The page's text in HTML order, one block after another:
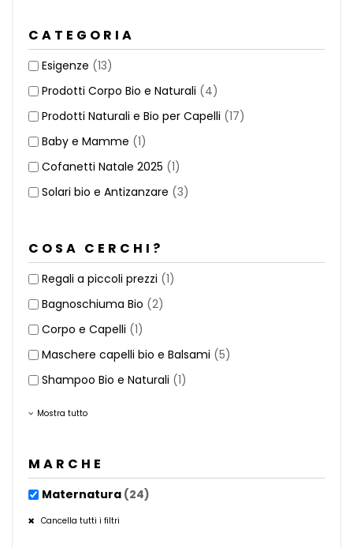
CATEGORIA
Esigenze (13)
Prodotti Corpo Bio e Naturali (4)
Prodotti Naturali e Bio per Capelli (17)
Baby e Mamme (1)
Cofanetti Natale 2025 (1)
Solari bio e Antizanzare (3)
COSA CERCHI?
Regali a piccoli prezzi (1)
Bagnoschiuma Bio (2)
Corpo e Capelli (1)
Maschere capelli bio e Balsami (5)
Shampoo Bio e Naturali (1)
Mostra tutto
MARCHE
Maternatura (24)
Cancella tutti i filtri